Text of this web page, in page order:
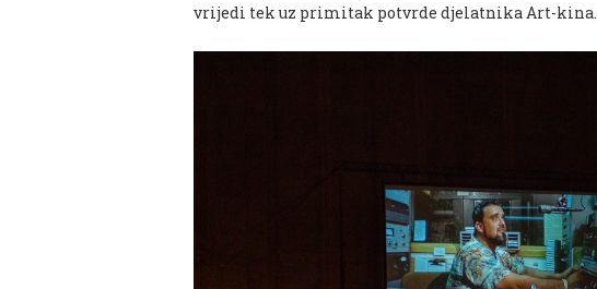
vrijedi tek uz primitak potvrde djelatnika Art-kina.